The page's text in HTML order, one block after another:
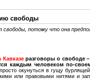
свободы
потому что она
Кавказеразговоры о свободе –
каждым человеком по-
окунуться в гущу
или правовыми нитями и